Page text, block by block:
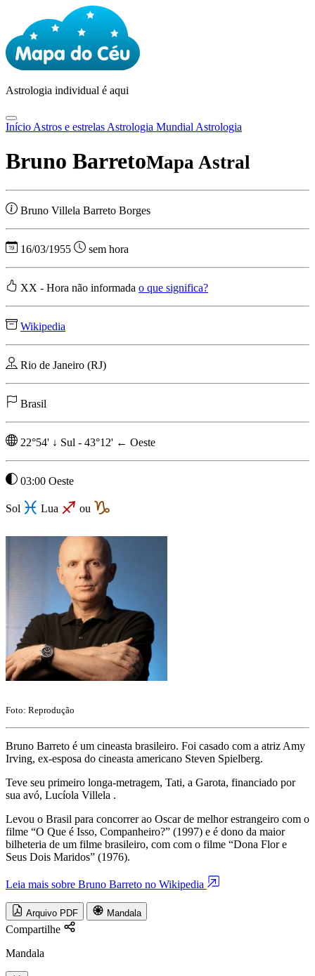
Astrologia individual é aqui
Início Astros e estrelas Astrologia Mundial Astrologia
Bruno BarretoMapa Astral
Bruno Villela Barreto Borges
16/03/1955 sem hora
XX - Hora não informada o que significa?
Wikipedia
Rio de Janeiro (RJ)
Brasil
22°54' ↓ Sul - 43°12' ← Oeste
03:00 Oeste
Sol Lua ou
Foto: Reprodução
Bruno Barreto é um cineasta brasileiro. Foi casado com a atriz Amy
Irving, ex-esposa do cineasta americano Steven Spielberg.
Teve seu primeiro longa-metragem, Tati, a Garota, financiado por
sua avó, Lucíola Villela .
Levou o Brasil para concorrer ao Oscar de melhor estrangeiro com o
filme “O Que é Isso, Companheiro?” (1997) e é dono da maior
bilheteria de um filme brasileiro, com com o filme “Dona Flor e
Seus Dois Maridos” (1976).
Leia mais sobre Bruno Barreto no Wikipedia
Arquivo PDF Mandala
Compartilhe
Mandala